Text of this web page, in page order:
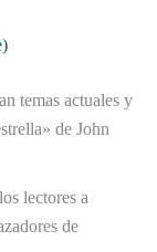
temas actuales y
de John
lectores a
de